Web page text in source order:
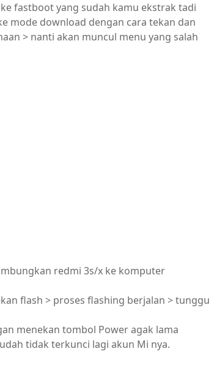
fastboot yang sudah kamu ekstrak tadi
mode download dengan cara tekan dan
> nanti akan muncul menu yang salah
redmi 3s/x ke komputer
flash > proses flashing berjalan > tunggu
menekan tombol Power agak lama
tidak terkunci lagi akun Mi nya.